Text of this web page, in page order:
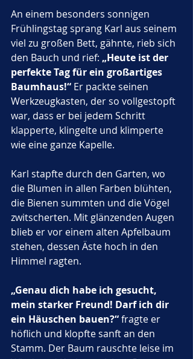
An einem besonders sonnigen
Frühlingstag sprang Karl aus seinem
viel zu großen Bett, gähnte, rieb sich
den Bauch und rief: „Heute ist der
perfekte Tag für ein großartiges
Baumhaus!“ Er packte seinen
Werkzeugkasten, der so vollgestopft
war, dass er bei jedem Schritt
klapperte, klingelte und klimperte
wie eine ganze Kapelle.
Karl stapfte durch den Garten, wo
die Blumen in allen Farben blühten,
die Bienen summten und die Vögel
zwitscherten. Mit glänzenden Augen
blieb er vor einem alten Apfelbaum
stehen, dessen Äste hoch in den
Himmel ragten.
„Genau dich habe ich gesucht,
mein starker Freund! Darf ich dir
ein Häuschen bauen?“ fragte er
höflich und klopfte sanft an den
Stamm. Der Baum rauschte leise im